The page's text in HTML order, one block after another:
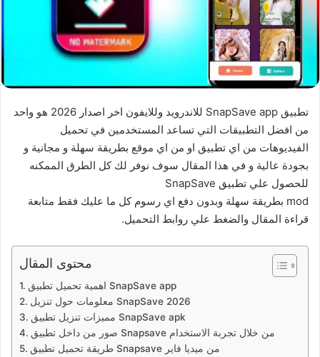
تطبيق SnapSave app للاندرويد وللايفون اخر اصدار 2026 هو واحد
من افضل التطبيقات التي تساعد المستخدمين في تحميل
الفيديوهات من اي تطبيق او من اي موقع بطريقة سهلة و مجانية و
بجودة عالية و في هذا المقال سوف نوفر لك كل الطرق الممكنه
للحصول علي تطبيق SnapSave
mod بطريقة سهلة وبدون دفع اي رسوم كل ما عليك فقط متابعة
قراءة المقال والضغط علي روابط التحميل.
محتوى المقال
اهمية تحميل تطبيق SnapSave app
معلومات حول تنزيل SnapSave 2026
مميزات تنزيل تطبيق SnapSave apk
صور من داخل تطبيق Snapsave من خلال تجربة الاستخدام
طريقة تحميل تطبيق Snapsave من ميديا فاير